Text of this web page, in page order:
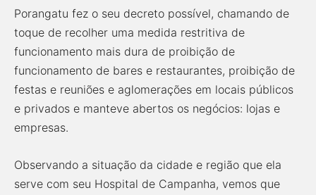
Porangatu fez o seu decreto possível, chamando de
toque de recolher uma medida restritiva de
funcionamento mais dura de proibição de
funcionamento de bares e restaurantes, proibição de
festas e reuniões e aglomerações em locais públicos
e privados e manteve abertos os negócios: lojas e
empresas.
Observando a situação da cidade e região que ela
serve com seu Hospital de Campanha, vemos que